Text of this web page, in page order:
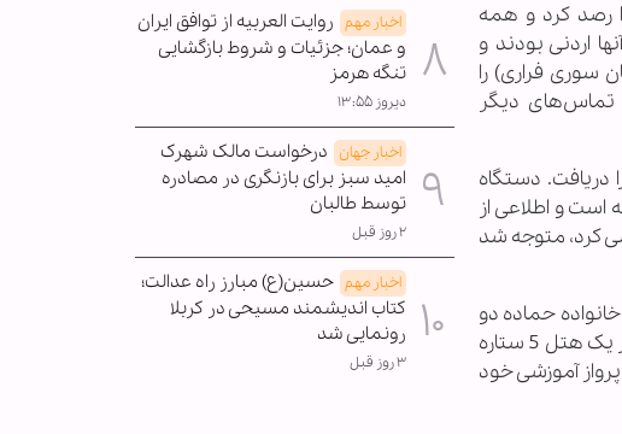
رصد کرد و همه
اردنی بودند و
سوری فراری) را
دیگر
دریافت. دستگاه
است و اطلاعی از
بررسی کرد، متوجه شد
نیز در بازی باشد. اما سفر خانواده حماده دو
روز قبل از فرار او به اردن تردیدها را به یقین تبدیل کرد. این سفر 19 ژوئن انجام شد. خانواده حماده در اردن در یک هتل 5 ستاره
آموزشی خود
اخبار مهم روایت العربیه از توافق ایران
و عمان؛ جزئیات و شروط بازگشایی
تنگه هرمز
دیروز ۱۳:۵۵
اخبار جهان درخواست مالک شهرک
امید سبز برای بازنگری در مصادره
توسط طالبان
۲ روز قبل
اخبار مهم حسین(ع) مبارز راه عدالت؛
کتاب اندیشمند مسیحی در کربلا
رونمایی شد
۳ روز قبل